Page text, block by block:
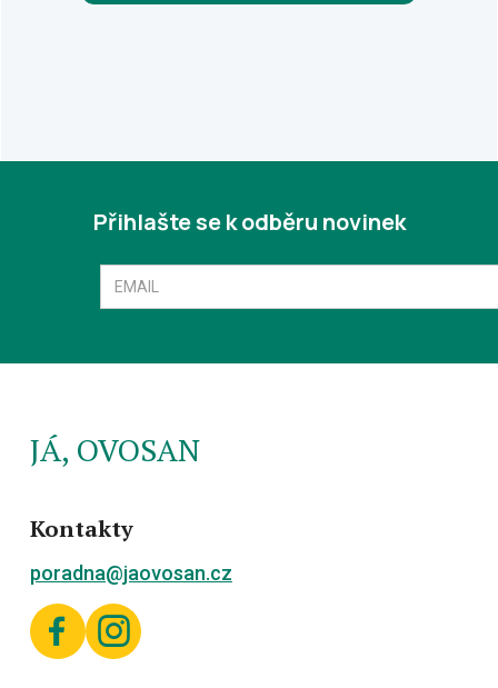
Přihlašte se k odběru novinek
JÁ, OVOSAN
Kontakty
poradna@jaovosan.cz
 